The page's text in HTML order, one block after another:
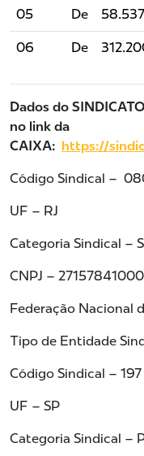
05 De
06 De
Dados do
no link da
CAIXA: https://
Código Sindical –
UF – RJ
Categoria Sindical –
CNPJ –
Federação Nacional
Tipo de Entidade
Código Sindical – 197
UF – SP
Categoria Sindical –